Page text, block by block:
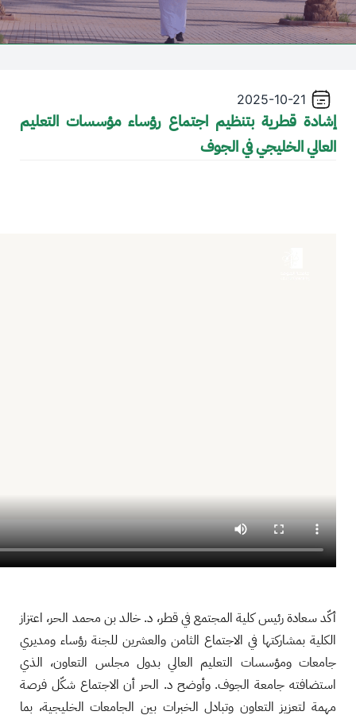
2025-10-21
إشادة قطرية بتنظيم اجتماع رؤساء مؤسسات التعليم
العالي الخليجي في الجوف
أكّد سعادة رئيس كلية المجتمع في قطر، د. خالد بن محمد الحر، اعتزاز
الكلية بمشاركتها في الاجتماع الثامن والعشرين للجنة رؤساء ومديري
جامعات ومؤسسات التعليم العالي بدول مجلس التعاون، الذي
استضافته جامعة الجوف. وأوضح د. الحر أن الاجتماع شكّل فرصة
مهمة لتعزيز التعاون وتبادل الخبرات بين الجامعات الخليجية، بما